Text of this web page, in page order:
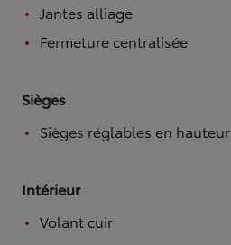
Jantes alliage
Fermeture centralisée
Sièges
Sièges réglables en hauteur
Intérieur
Volant cuir